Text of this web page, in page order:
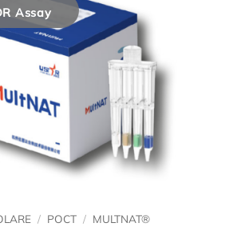
Assay
/ POCT / MULTNAT®